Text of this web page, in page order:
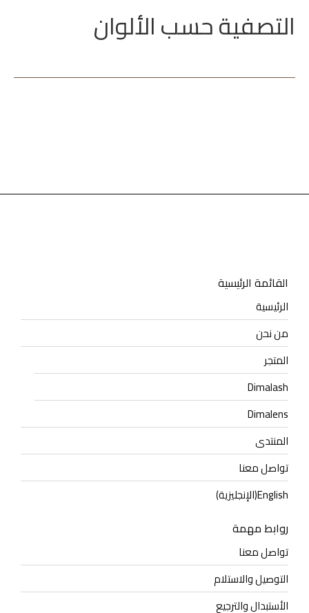
التصفية حسب الألوان
القائمة الرئيسية
الرئيسية
من نحن
المتجر
Dimalash
Dimalens
المنتدى
تواصل معنا
English
(الإنجليزية)
روابط مهمة
تواصل معنا
التوصيل والاستلام
الأستبدال والترجيع